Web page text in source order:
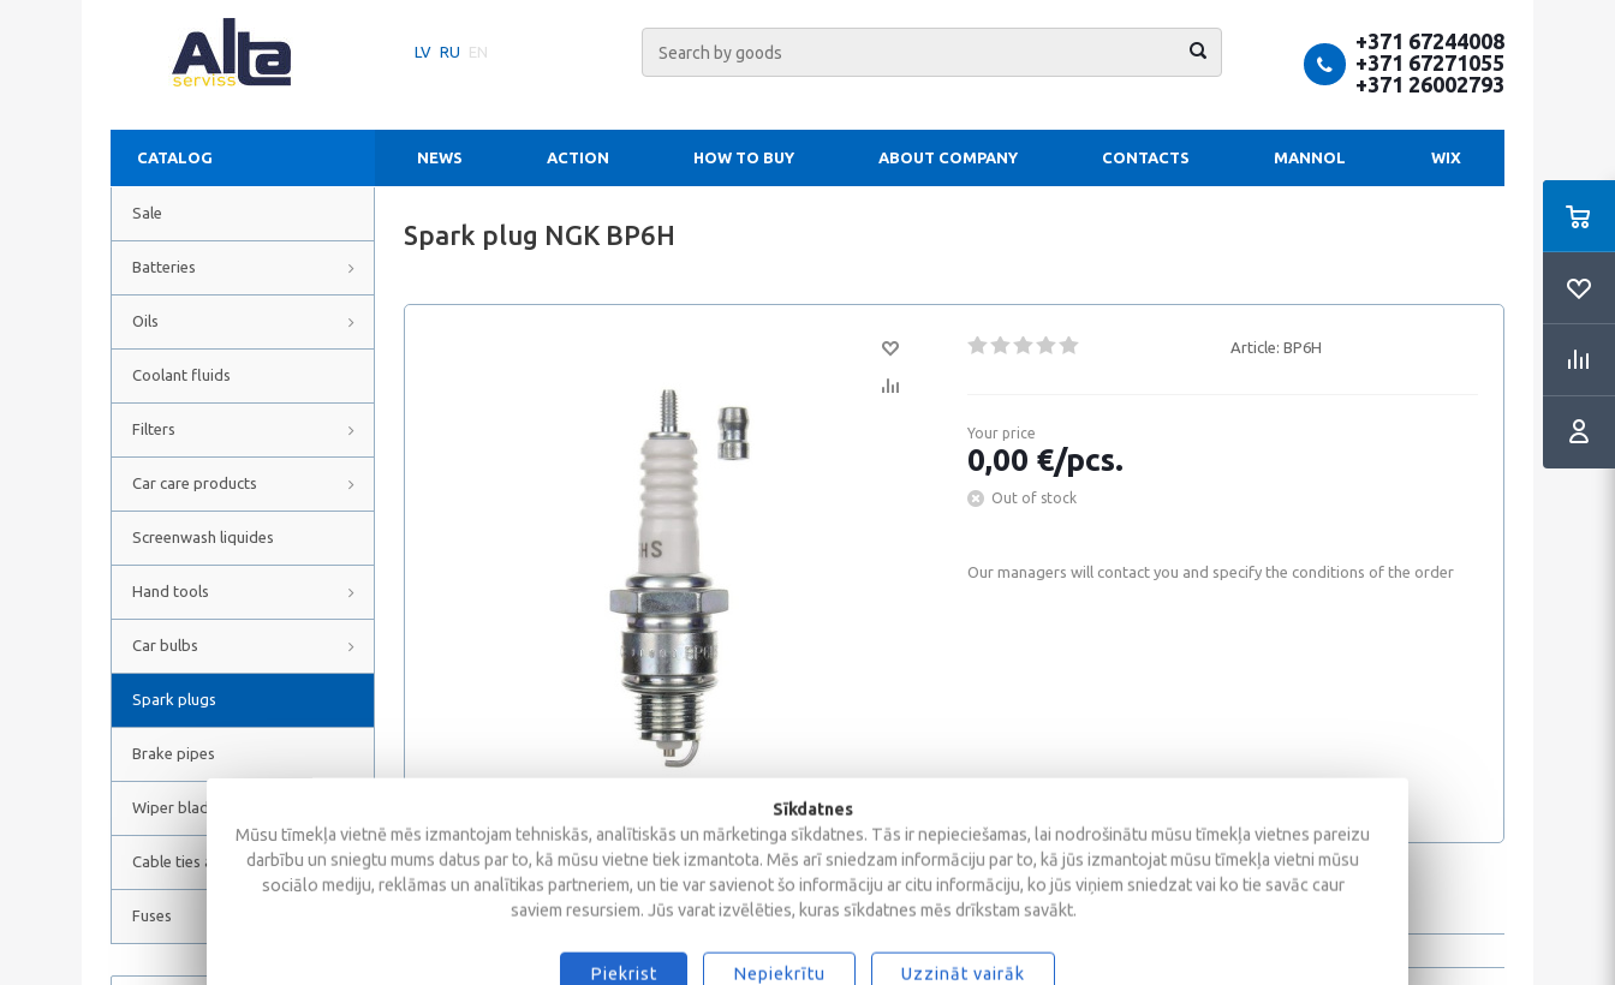
LV RU EN
+371 67244008
+371 67271055
+371 26002793
CATALOG NEWS ACTION HOW TO BUY ABOUT COMPANY CONTACTS MANNOL WIX
Sale
Batteries
Oils
Coolant fluids
Filters
Car care products
Screenwash liquides
Hand tools
Car bulbs
Spark plugs
Brake pipes
Wiper blades
Cable ties and Hose clamps
Fuses
Spark plug NGK BP6H
Article: BP6H
Your price
0,00 €/pcs.
Out of stock
Our managers will contact you and specify the conditions of the order
Sīkdatnes
Mūsu tīmekļa vietnē mēs izmantojam tehniskās, analītiskās un mārketinga sīkdatnes. Tās ir nepieciešamas, lai nodrošinātu mūsu tīmekļa vietnes pareizu
darbību un sniegtu mums datus par to, kā mūsu vietne tiek izmantota. Mēs arī sniedzam informāciju par to, kā jūs izmantojat mūsu tīmekļa vietni mūsu
sociālo mediju, reklāmas un analītikas partneriem, un tie var savienot šo informāciju ar citu informāciju, ko jūs viņiem sniedzat vai ko tie savāc caur
saviem resursiem. Jūs varat izvēlēties, kuras sīkdatnes mēs drīkstam savākt.
Piekrist Nepiekrītu Uzzināt vairāk